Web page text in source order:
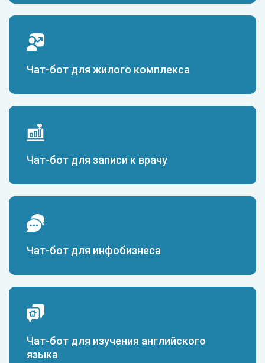
Чат-бот для жилого комплекса
Чат-бот для записи к врачу
Чат-бот для инфобизнеса
Чат-бот для изучения английского
языка